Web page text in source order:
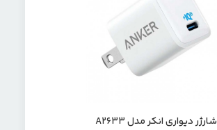
شارژر دیواری انکر مدل A2633